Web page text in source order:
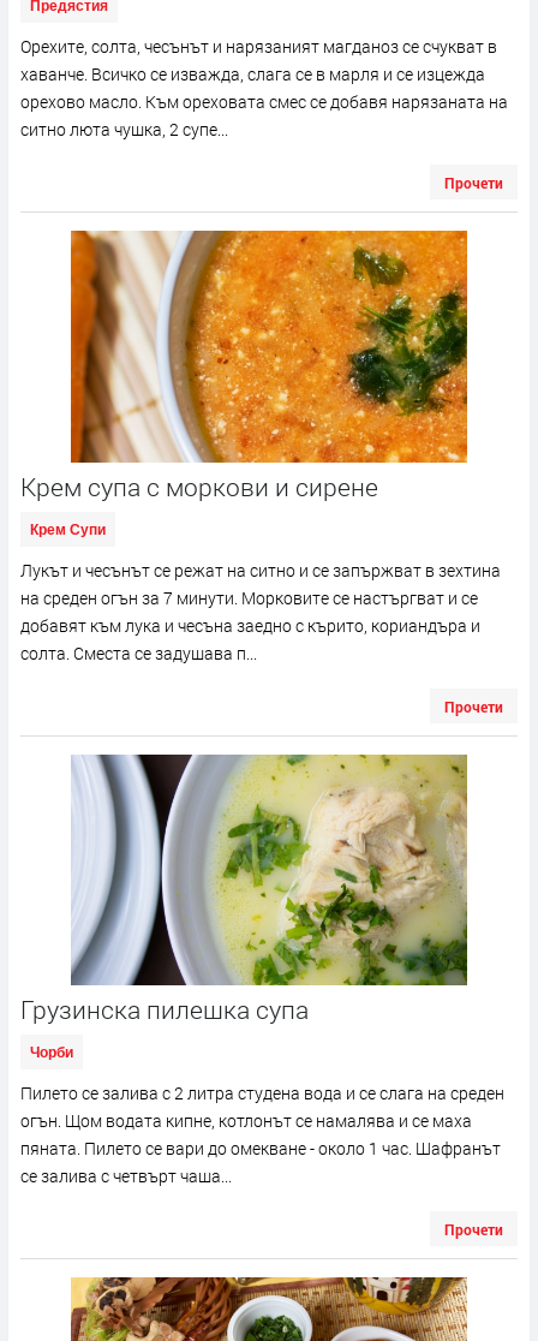
Предястия
Орехите, солта, чесънът и нарязаният магданоз се счукват в
хаванче. Всичко се изважда, слага се в марля и се изцежда
орехово масло. Към ореховата смес се добавя нарязаната на
ситно люта чушка, 2 супе...
Прочети
Крем супа с моркови и сирене
Крем Супи
Лукът и чесънът се режат на ситно и се запържват в зехтина
на среден огън за 7 минути. Морковите се настъргват и се
добавят към лука и чесъна заедно с кърито, кориандъра и
солта. Сместа се задушава п...
Прочети
Грузинска пилешка супа
Чорби
Пилето се залива с 2 литра студена вода и се слага на среден
огън. Щом водата кипне, котлонът се намалява и се маха
пяната. Пилето се вари до омекване - около 1 час. Шафранът
се залива с четвърт чаша...
Прочети